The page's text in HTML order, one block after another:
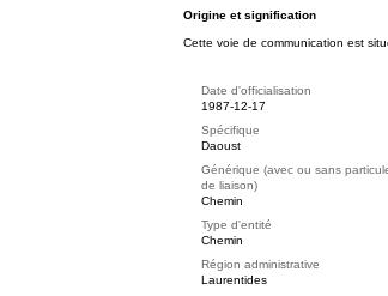
Origine et signification
Cette voie de communication est
Date d'officialisation
1987-12-17
Spécifique
Daoust
Générique (avec ou sans
de liaison)
Chemin
Type d'entité
Chemin
Région administrative
Laurentides